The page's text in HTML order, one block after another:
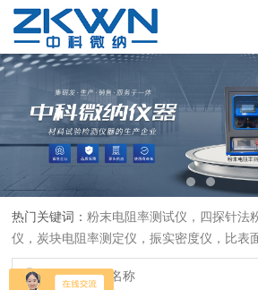
热门关键词：粉末电阻率测试仪，四探针法
仪，炭块电阻率测定仪，振实密度仪，比表
炭块热膨胀仪，炭块透气率仪，炭块二氧化